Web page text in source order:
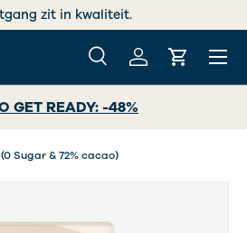
zit in kwaliteit.
ZoekenInloggen
Menu
GET READY: -48%
Sugar & 72% cacao)